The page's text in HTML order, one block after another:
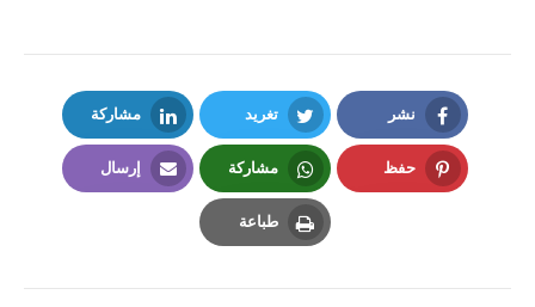
نشر
Facebook
تغريد
Twitter
مشاركة
LinkedIn
حفظ مشاركة
Whatsapp
إرسال
طباعة